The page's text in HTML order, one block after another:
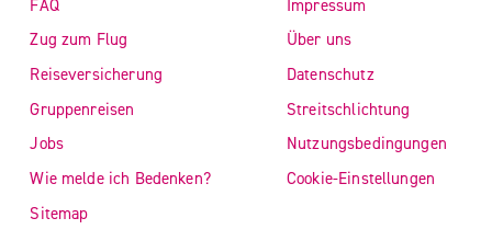
FAQ
Zug zum Flug
Reiseversicherung
Gruppenreisen
Jobs
Wie melde ich Bedenken?
Sitemap
Impressum
Über uns
Datenschutz
Streitschlichtung
Nutzungsbedingungen
Cookie-Einstellungen